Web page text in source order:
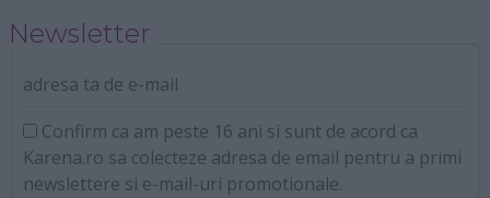
Newsletter
adresa ta de e-mail
Confirm ca am peste 16 ani si sunt de acord ca
Karena.ro sa colecteze adresa de email pentru a primi
newslettere si e-mail-uri promotionale.